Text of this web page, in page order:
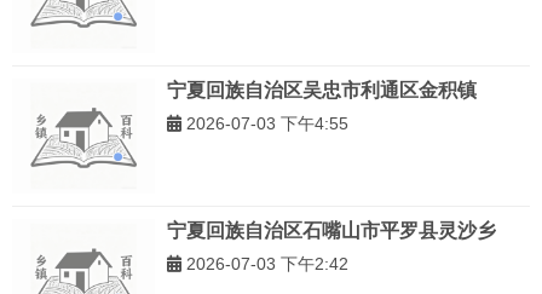
宁夏回族自治区吴忠市利通区金积镇
2026-07-03 下午4:55
宁夏回族自治区石嘴山市平罗县灵沙乡
2026-07-03 下午2:42